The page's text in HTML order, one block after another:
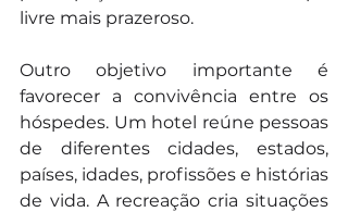
livre mais prazeroso.
Outro objetivo importante é
favorecer a convivência entre os
hóspedes. Um hotel reúne pessoas
de diferentes cidades, estados,
países, idades, profissões e histórias
de vida. A recreação cria situações